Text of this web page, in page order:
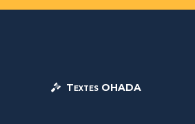
Textes OHADA